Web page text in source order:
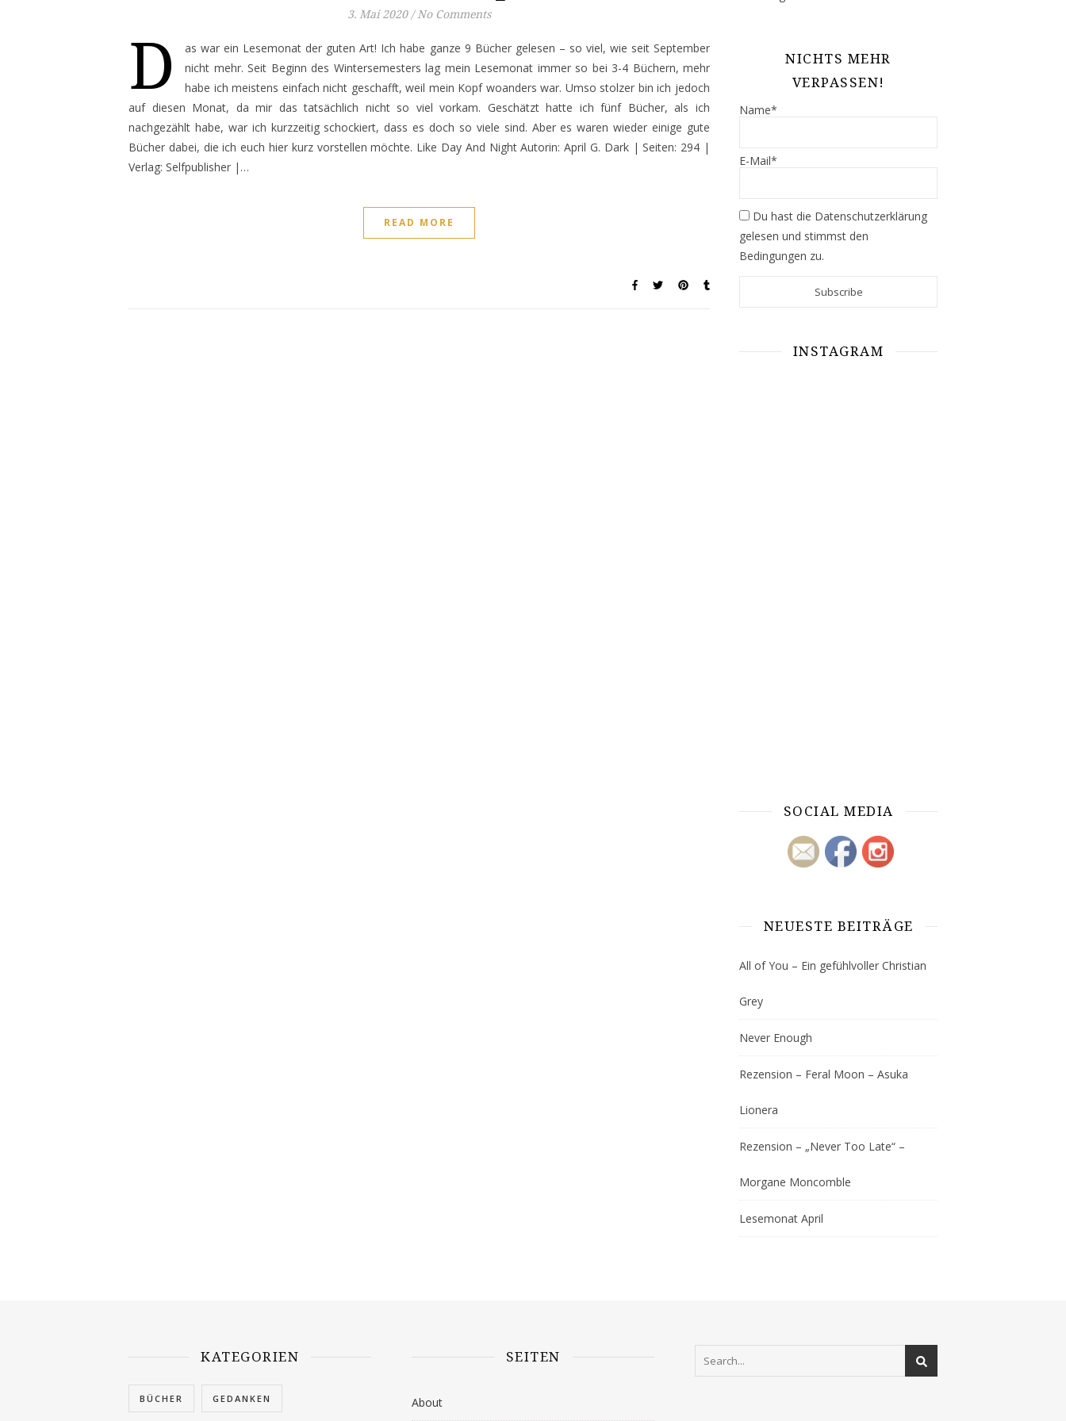
3. Mai 2020 / No Comments
D
as war ein Lesemonat der guten Art! Ich habe ganze 9 Bücher gelesen – so viel, wie seit September
nicht mehr. Seit Beginn des Wintersemesters lag mein Lesemonat immer so bei 3-4 Büchern, mehr
habe ich meistens einfach nicht geschafft, weil mein Kopf woanders war. Umso stolzer bin ich jedoch
auf diesen Monat, da mir das tatsächlich nicht so viel vorkam. Geschätzt hatte ich fünf Bücher, als ich
nachgezählt habe, war ich kurzzeitig schockiert, dass es doch so viele sind. Aber es waren wieder einige gute
Bücher dabei, die ich euch hier kurz vorstellen möchte. Like Day And Night Autorin: April G. Dark | Seiten: 294 |
Verlag: Selfpublisher |…
READ MORE
NICHTS MEHR
VERPASSEN!
Name*
E-Mail*
Du hast die Datenschutzerklärung
gelesen und stimmst den
Bedingungen zu.
INSTAGRAM
SOCIAL MEDIA
NEUESTE BEITRÄGE
All of You – Ein gefühlvoller Christian
Grey
Never Enough
Rezension – Feral Moon – Asuka
Lionera
Rezension – „Never Too Late“ –
Morgane Moncomble
Lesemonat April
KATEGORIEN
BÜCHER GEDANKEN
SEITEN
About